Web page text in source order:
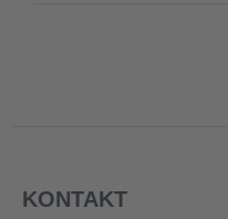
KONTAKT